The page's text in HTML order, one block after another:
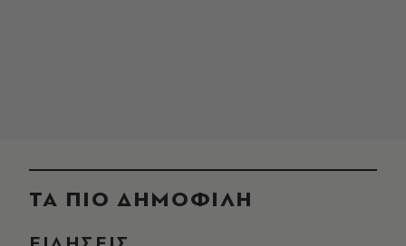
ΤΑ ΠΙΟ ΔΗΜΟΦΙΛΗ